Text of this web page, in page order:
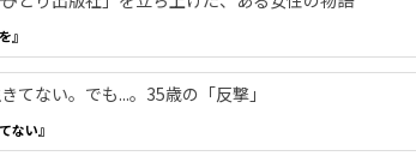
』
てない。でも...。35歳の「反撃」
ない』